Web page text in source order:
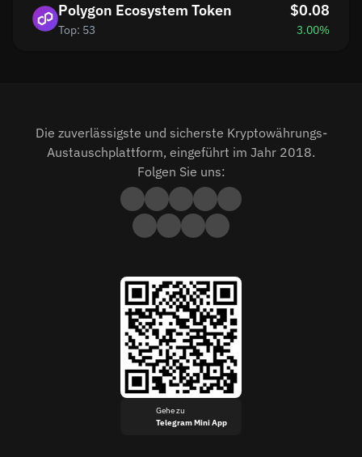
Polygon Ecosystem Token
Top: 53
$0.08
3.00%
Die zuverlässigste und sicherste Kryptowährungs-
Austauschplattform, eingeführt im Jahr 2018.
Folgen Sie uns:
Gehe zu
Telegram Mini App